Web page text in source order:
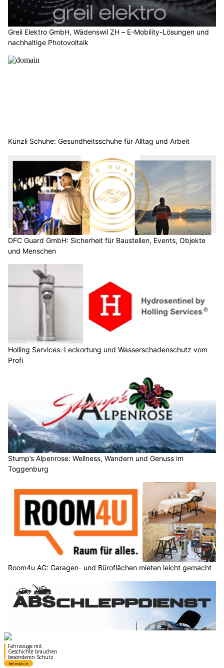
Greil Elektro GmbH, Wädenswil ZH – E-Mobility-Lösungen und
nachhaltige Photovoltaik
Künzli Schuhe: Gesundheitsschuhe für Alltag und Arbeit
DFC Guard GmbH: Sicherheit für Baustellen, Events, Objekte
und Menschen
Holling Services: Leckortung und Wasserschadenschutz vom
Profi
Stump’s Alpenrose: Wellness, Wandern und Genuss im
Toggenburg
Room4u AG: Garagen- und Büroflächen mieten leicht gemacht
ABS Abschleppdienst Zürich: Falschparker abschleppen lassen